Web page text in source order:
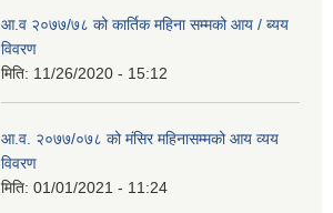
आ.व २०७७/७८ को कार्तिक महिना सम्मको आय / ब्यय
विवरण
मिति: 11/26/2020 - 15:12
आ.व. २०७७/०७८ को मंसिर महिनासम्मको आय व्यय
विवरण
मिति: 01/01/2021 - 11:24